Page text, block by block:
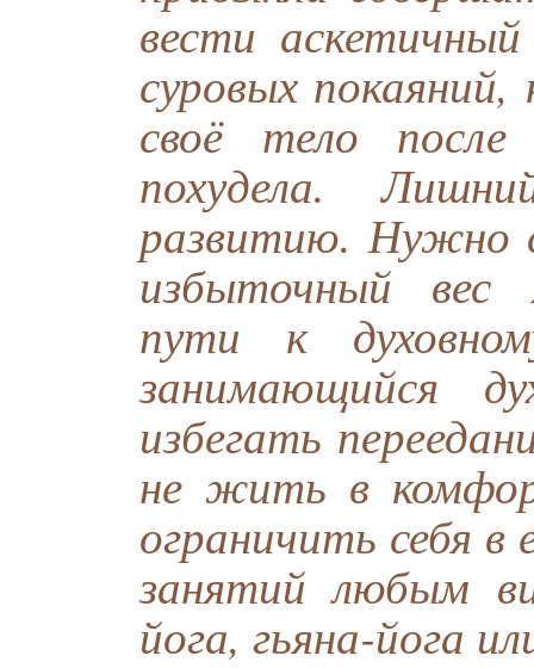
вести
суровых
своё тело
похудела.
развитию. Нужно
избыточный вес
пути к
занимающийся
избегать
не жить в
ограничить себя в
занятий любым
йога, гьяна-йога